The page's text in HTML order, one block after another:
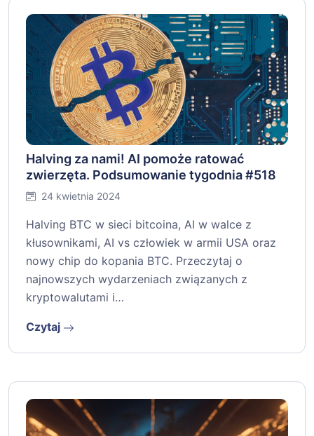
Halving za nami! AI pomoże ratować
zwierzęta. Podsumowanie tygodnia #518
24 kwietnia 2024
Halving BTC w sieci bitcoina, AI w walce z
kłusownikami, AI vs człowiek w armii USA oraz
nowy chip do kopania BTC. Przeczytaj o
najnowszych wydarzeniach związanych z
kryptowalutami i…
Czytaj